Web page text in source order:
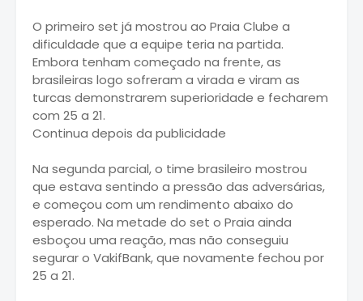
O primeiro set já mostrou ao Praia Clube a
dificuldade que a equipe teria na partida.
Embora tenham começado na frente, as
brasileiras logo sofreram a virada e viram as
turcas demonstrarem superioridade e fecharem
com 25 a 21.
Continua depois da publicidade
Na segunda parcial, o time brasileiro mostrou
que estava sentindo a pressão das adversárias,
e começou com um rendimento abaixo do
esperado. Na metade do set o Praia ainda
esboçou uma reação, mas não conseguiu
segurar o VakifBank, que novamente fechou por
25 a 21.